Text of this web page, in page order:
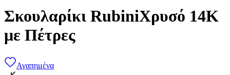
Σκουλαρίκι RubiniΧρυσό 14Κ
με Πέτρες
Αγαπημένα